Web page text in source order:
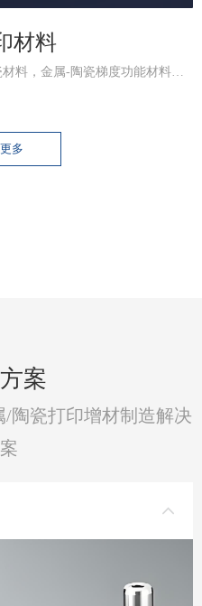
材料
料，金属-陶瓷梯度功能材料…
多
案
陶瓷打印增材制造解决